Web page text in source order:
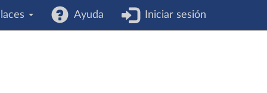
Ayuda Iniciar sesión